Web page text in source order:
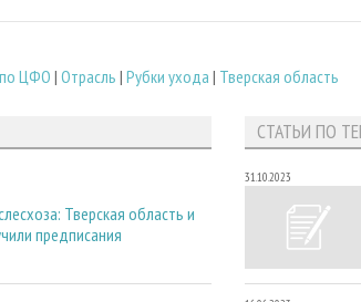
по ЦФО | Отрасль | Рубки ухода | Тверская область
Тверская область и
предписания
СТАТЬИ ПО
31.10.2023